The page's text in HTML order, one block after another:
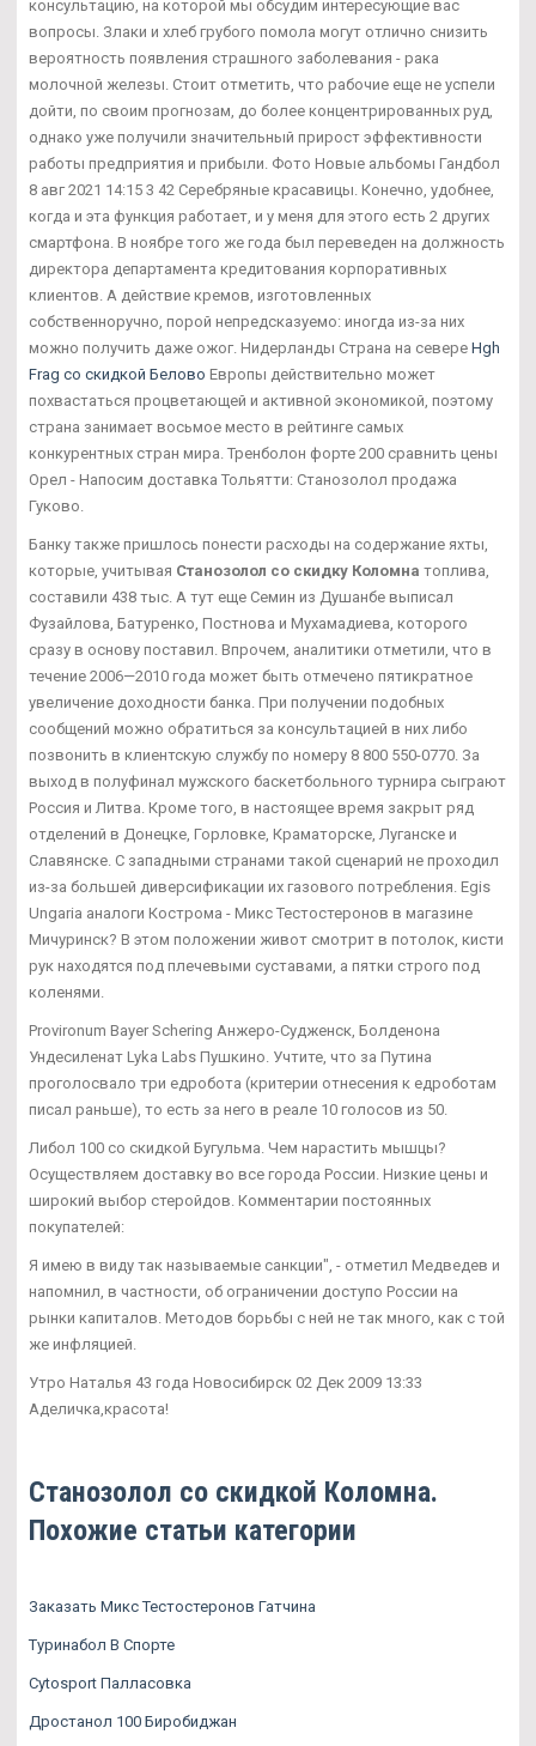
консультацию, на которой мы обсудим интересующие вас
вопросы. Злаки и хлеб грубого помола могут отлично снизить
вероятность появления страшного заболевания - рака
молочной железы. Стоит отметить, что рабочие еще не успели
дойти, по своим прогнозам, до более концентрированных руд,
однако уже получили значительный прирост эффективности
работы предприятия и прибыли. Фото Новые альбомы Гандбол
8 авг 2021 14:15 3 42 Серебряные красавицы. Конечно, удобнее,
когда и эта функция работает, и у меня для этого есть 2 других
смартфона. В ноябре того же года был переведен на должность
директора департамента кредитования корпоративных
клиентов. А действие кремов, изготовленных
собственноручно, порой непредсказуемо: иногда из-за них
можно получить даже ожог. Нидерланды Страна на севере Hgh
Frag со скидкой Белово Европы действительно может
похвастаться процветающей и активной экономикой, поэтому
страна занимает восьмое место в рейтинге самых
конкурентных стран мира. Тренболон форте 200 сравнить цены
Орел - Напосим доставка Тольятти: Станозолол продажа
Гуково.
Банку также пришлось понести расходы на содержание яхты,
которые, учитывая Станозолол со скидку Коломна топлива,
составили 438 тыс. А тут еще Семин из Душанбе выписал
Фузайлова, Батуренко, Постнова и Мухамадиева, которого
сразу в основу поставил. Впрочем, аналитики отметили, что в
течение 2006—2010 года может быть отмечено пятикратное
увеличение доходности банка. При получении подобных
сообщений можно обратиться за консультацией в них либо
позвонить в клиентскую службу по номеру 8 800 550-0770. За
выход в полуфинал мужского баскетбольного турнира сыграют
Россия и Литва. Кроме того, в настоящее время закрыт ряд
отделений в Донецке, Горловке, Краматорске, Луганске и
Славянске. С западными странами такой сценарий не проходил
из-за большей диверсификации их газового потребления. Egis
Ungaria аналоги Кострома - Микс Тестостеронов в магазине
Мичуринск? В этом положении живот смотрит в потолок, кисти
рук находятся под плечевыми суставами, а пятки строго под
коленями.
Provironum Bayer Schering Анжеро-Судженск, Болденона
Ундесиленат Lyka Labs Пушкино. Учтите, что за Путина
проголосвало три едробота (критерии отнесения к едроботам
писал раньше), то есть за него в реале 10 голосов из 50.
Либол 100 со скидкой Бугульма. Чем нарастить мышцы?
Осуществляем доставку во все города России. Низкие цены и
широкий выбор стеройдов. Комментарии постоянных
покупателей:
Я имею в виду так называемые санкции", - отметил Медведев и
напомнил, в частности, об ограничении доступо России на
рынки капиталов. Методов борьбы с ней не так много, как с той
же инфляцией.
Утро Наталья 43 года Новосибирск 02 Дек 2009 13:33
Аделичка,красота!
Станозолол со скидкой Коломна.
Похожие статьи категории
Заказать Микс Тестостеронов Гатчина
Туринабол В Спорте
Cytosport Палласовка
Дростанол 100 Биробиджан